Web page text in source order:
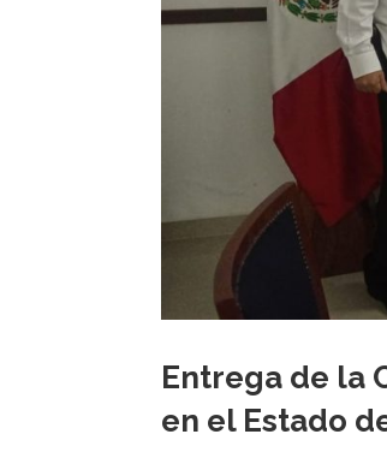
Entrega de la
en el Estado